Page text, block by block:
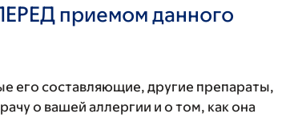
приемом данного
его составляющие, другие препараты,
о вашей аллергии и о том, как она